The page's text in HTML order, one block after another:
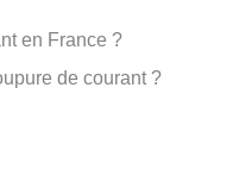
en France ?
de courant ?